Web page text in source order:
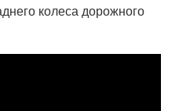
колеса дорожного